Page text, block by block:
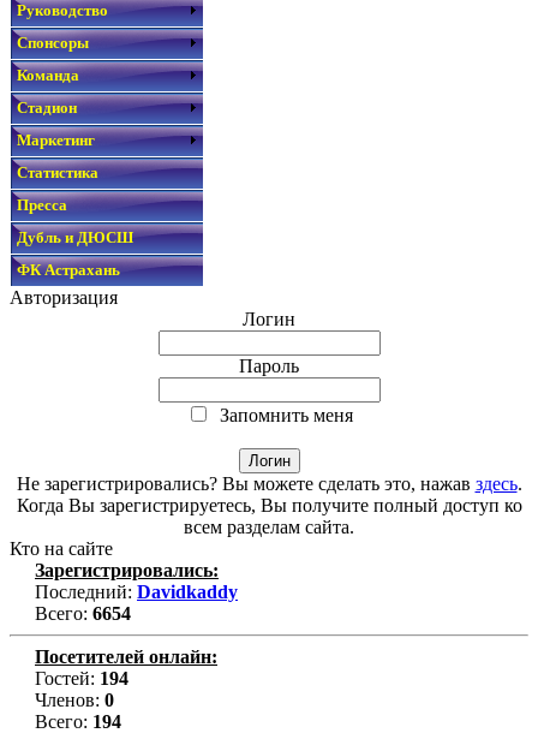
Руководство
Спонсоры
Команда
Стадион
Маркетинг
Статистика
Пресса
Дубль и ДЮСШ
ФК Астрахань
Авторизация
Логин
Пароль
Запомнить меня
Не зарегистрировались? Вы можете сделать это, нажав здесь.
Когда Вы зарегистрируетесь, Вы получите полный доступ ко
всем разделам сайта.
Кто на сайте
Зарегистрировались:
Последний: Davidkaddy
Всего: 6654
Посетителей онлайн:
Гостей: 194
Членов: 0
Всего: 194